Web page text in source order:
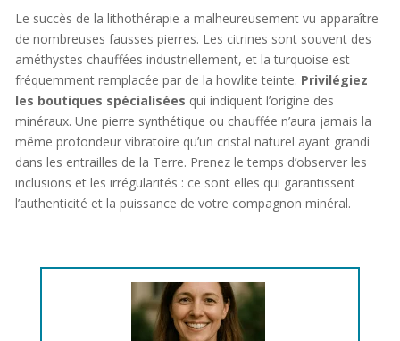
Le succès de la lithothérapie a malheureusement vu apparaître
de nombreuses fausses pierres. Les citrines sont souvent des
améthystes chauffées industriellement, et la turquoise est
fréquemment remplacée par de la howlite teinte. Privilégiez
les boutiques spécialisées qui indiquent l’origine des
minéraux. Une pierre synthétique ou chauffée n’aura jamais la
même profondeur vibratoire qu’un cristal naturel ayant grandi
dans les entrailles de la Terre. Prenez le temps d’observer les
inclusions et les irrégularités : ce sont elles qui garantissent
l’authenticité et la puissance de votre compagnon minéral.